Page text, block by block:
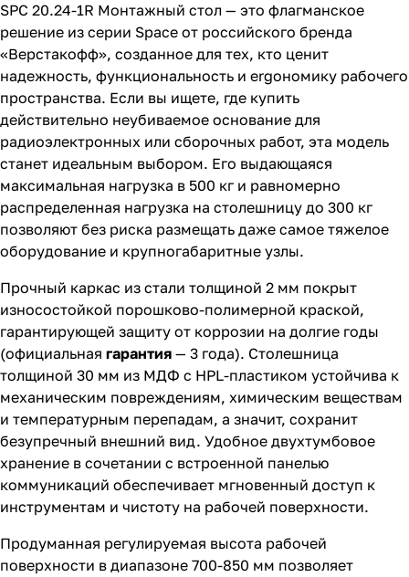
SPC 20.24-1R Монтажный стол — это флагманское
решение из серии Space от российского бренда
«Верстакофф», созданное для тех, кто ценит
надежность, функциональность и ergoномику рабочего
пространства. Если вы ищете, где купить
действительно неубиваемое основание для
радиоэлектронных или сборочных работ, эта модель
станет идеальным выбором. Его выдающаяся
максимальная нагрузка в 500 кг и равномерно
распределенная нагрузка на столешницу до 300 кг
позволяют без риска размещать даже самое тяжелое
оборудование и крупногабаритные узлы.
Прочный каркас из стали толщиной 2 мм покрыт
износостойкой порошково-полимерной краской,
гарантирующей защиту от коррозии на долгие годы
(официальная гарантия — 3 года). Столешница
толщиной 30 мм из МДФ с HPL-пластиком устойчива к
механическим повреждениям, химическим веществам
и температурным перепадам, а значит, сохранит
безупречный внешний вид. Удобное двухтумбовое
хранение в сочетании с встроенной панелью
коммуникаций обеспечивает мгновенный доступ к
инструментам и чистоту на рабочей поверхности.
Продуманная регулируемая высота рабочей
поверхности в диапазоне 700-850 мм позволяет